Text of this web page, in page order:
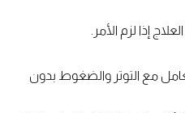
إذا لزم الأمر.
مع التوتر والضغوط بدون